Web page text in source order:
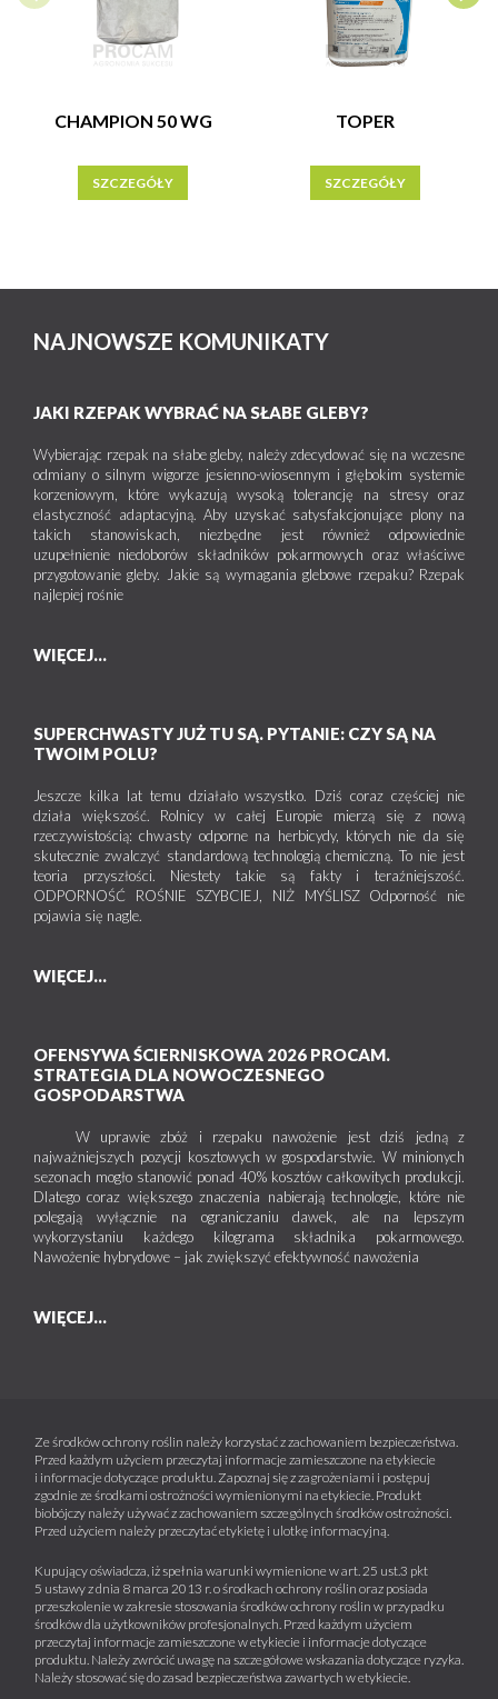
CHAMPION 50 WG
SZCZEGÓŁY
TOPER
SZCZEGÓŁY
NAJNOWSZE KOMUNIKATY
JAKI RZEPAK WYBRAĆ NA SŁABE GLEBY?
Wybierając rzepak na słabe gleby, należy zdecydować się na wczesne
odmiany o silnym wigorze jesienno-wiosennym i głębokim systemie
korzeniowym, które wykazują wysoką tolerancję na stresy oraz
elastyczność adaptacyjną. Aby uzyskać satysfakcjonujące plony na
takich stanowiskach, niezbędne jest również odpowiednie
uzupełnienie niedoborów składników pokarmowych oraz właściwe
przygotowanie gleby. Jakie są wymagania glebowe rzepaku? Rzepak
najlepiej rośnie
WIĘCEJ...
SUPERCHWASTY JUŻ TU SĄ. PYTANIE: CZY SĄ NA
TWOIM POLU?
Jeszcze kilka lat temu działało wszystko. Dziś coraz częściej nie
działa większość. Rolnicy w całej Europie mierzą się z nową
rzeczywistością: chwasty odporne na herbicydy, których nie da się
skutecznie zwalczyć standardową technologią chemiczną. To nie jest
teoria przyszłości. Niestety takie są fakty i teraźniejszość.
ODPORNOŚĆ ROŚNIE SZYBCIEJ, NIŻ MYŚLISZ Odporność nie
pojawia się nagle.
WIĘCEJ...
OFENSYWA ŚCIERNISKOWA 2026 PROCAM.
STRATEGIA DLA NOWOCZESNEGO
GOSPODARSTWA
W uprawie zbóż i rzepaku nawożenie jest dziś jedną z
najważniejszych pozycji kosztowych w gospodarstwie. W minionych
sezonach mogło stanowić ponad 40% kosztów całkowitych produkcji.
Dlatego coraz większego znaczenia nabierają technologie, które nie
polegają wyłącznie na ograniczaniu dawek, ale na lepszym
wykorzystaniu każdego kilograma składnika pokarmowego.
Nawożenie hybrydowe – jak zwiększyć efektywność nawożenia
WIĘCEJ...
Ze środków ochrony roślin należy korzystać z zachowaniem bezpieczeństwa.
Przed każdym użyciem przeczytaj informacje zamieszczone na etykiecie
i informacje dotyczące produktu. Zapoznaj się z zagrożeniami i postępuj
zgodnie ze środkami ostrożności wymienionymi na etykiecie. Produkt
biobójczy należy używać z zachowaniem szczególnych środków ostrożności.
Przed użyciem należy przeczytać etykietę i ulotkę informacyjną.
Kupujący oświadcza, iż spełnia warunki wymienione w art. 25 ust.3 pkt
5 ustawy z dnia 8 marca 2013 r. o środkach ochrony roślin oraz posiada
przeszkolenie w zakresie stosowania środków ochrony roślin w przypadku
środków dla użytkowników profesjonalnych. Przed każdym użyciem
przeczytaj informacje zamieszczone w etykiecie i informacje dotyczące
produktu. Należy zwrócić uwagę na szczegółowe wskazania dotyczące ryzyka.
Należy stosować się do zasad bezpieczeństwa zawartych w etykiecie.